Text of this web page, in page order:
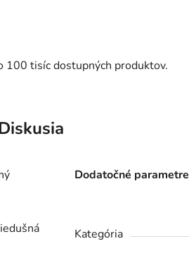
100 tisíc dostupných produktov.
Dodatočné parametre
Kategória